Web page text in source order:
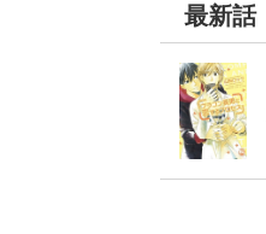
最新話